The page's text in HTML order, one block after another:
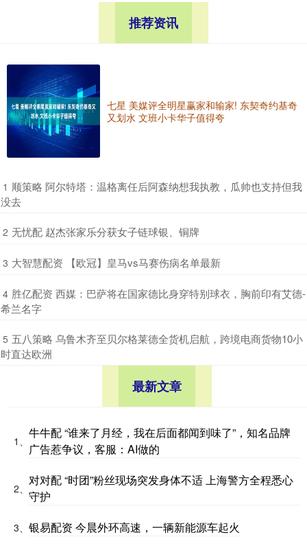
推荐资讯
七星 美媒评全明星赢家和输家! 东契奇约基奇
又划水 文班小卡华子值得夸
1 ​顺策略 阿尔特塔：温格离任后阿森纳想我执教，瓜帅也支持但我
没去
2 ​无忧配 赵杰张家乐分获女子链球银、铜牌
3 ​大智慧配资 【欧冠】皇马vs马赛伤病名单最新
4 ​胜亿配资 西媒：巴萨将在国家德比身穿特别球衣，胸前印有艾德-
希兰名字
5 ​五八策略 乌鲁木齐至贝尔格莱德全货机启航，跨境电商货物10小
时直达欧洲
最新文章
1、
牛牛配 “谁来了月经，我在后面都闻到味了”，知名品牌
广告惹争议，客服：AI做的
2、
对对配 “时团”粉丝现场突发身体不适 上海警方全程悉心
守护
3、 银易配资 今晨外环高速，一辆新能源车起火